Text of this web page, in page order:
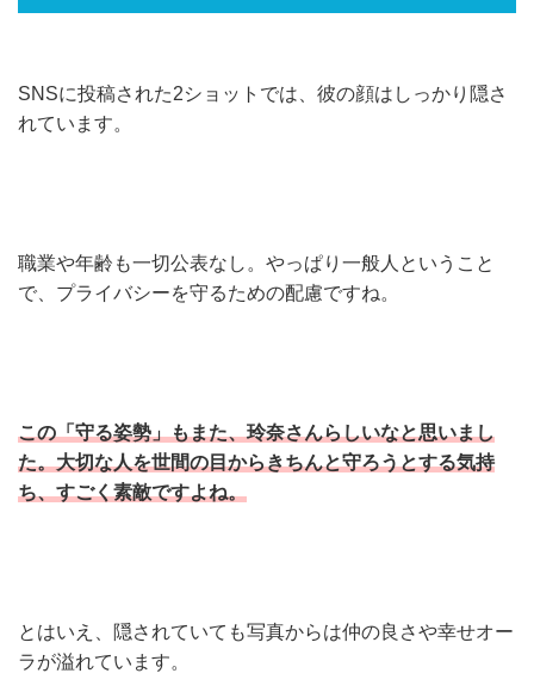
SNSに投稿された2ショットでは、彼の顔はしっかり隠さ
れています。
職業や年齢も一切公表なし。やっぱり一般人ということ
で、プライバシーを守るための配慮ですね。
この「守る姿勢」もまた、玲奈さんらしいなと思いまし
た。大切な人を世間の目からきちんと守ろうとする気持
ち、すごく素敵ですよね。
とはいえ、隠されていても写真からは仲の良さや幸せオー
ラが溢れています。